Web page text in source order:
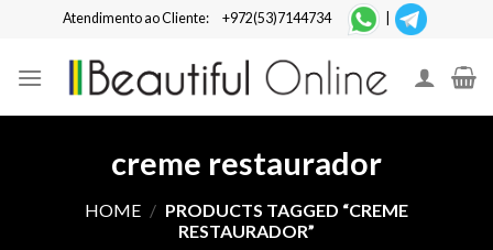
content
Atendimento ao Cliente: +972(53)7144734
creme restaurador
HOME / PRODUCTS TAGGED “CREME
RESTAURADOR”